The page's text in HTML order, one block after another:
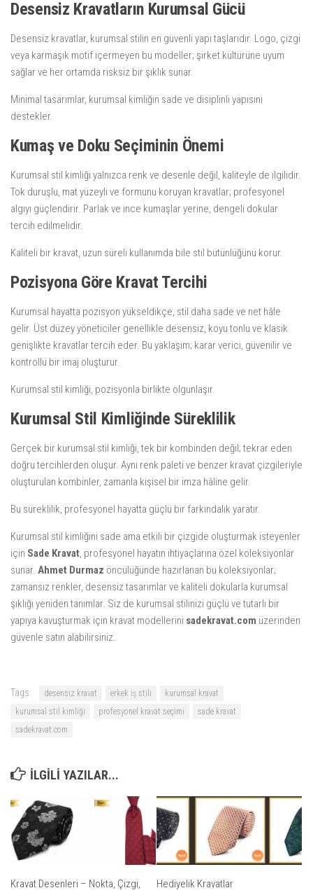
Desensiz Kravatların Kurumsal Gücü
Desensiz kravatlar, kurumsal stilin en güvenli yapı taşlarıdır. Logo, çizgi
veya karmaşık motif içermeyen bu modeller; şirket kültürüne uyum
sağlar ve her ortamda risksiz bir şıklık sunar.
Minimal tasarımlar, kurumsal kimliğin sade ve disiplinli yapısını
destekler.
Kumaş ve Doku Seçiminin Önemi
Kurumsal stil kimliği yalnızca renk ve desenle değil, kaliteyle de ilgilidir.
Tok duruşlu, mat yüzeyli ve formunu koruyan kravatlar; profesyonel
algıyı güçlendirir. Parlak ve ince kumaşlar yerine, dengeli dokular
tercih edilmelidir.
Kaliteli bir kravat, uzun süreli kullanımda bile stil bütünlüğünü korur.
Pozisyona Göre Kravat Tercihi
Kurumsal hayatta pozisyon yükseldikçe, stil daha sade ve net hâle
gelir. Üst düzey yöneticiler genellikle desensiz, koyu tonlu ve klasik
genişlikte kravatlar tercih eder. Bu yaklaşım; karar verici, güvenilir ve
kontrollü bir imaj oluşturur.
Kurumsal stil kimliği, pozisyonla birlikte olgunlaşır.
Kurumsal Stil Kimliğinde Süreklilik
Gerçek bir kurumsal stil kimliği, tek bir kombinden değil; tekrar eden
doğru tercihlerden oluşur. Aynı renk paleti ve benzer kravat çizgileriyle
oluşturulan kombinler, zamanla kişisel bir imza hâline gelir.
Bu süreklilik, profesyonel hayatta güçlü bir farkındalık yaratır.
Kurumsal stil kimliğini sade ama etkili bir çizgide oluşturmak isteyenler
için Sade Kravat, profesyonel hayatın ihtiyaçlarına özel koleksiyonlar
sunar. Ahmet Durmaz öncülüğünde hazırlanan bu koleksiyonlar;
zamansız renkler, desensiz tasarımlar ve kaliteli dokularla kurumsal
şıklığı yeniden tanımlar. Siz de kurumsal stilinizi güçlü ve tutarlı bir
yapıya kavuşturmak için kravat modellerini sadekravat.com üzerinden
güvenle satın alabilirsiniz.
Tags: desensiz kravat erkek iş stili
kurumsal kravat
kurumsal stil kimliği
profesyonel kravat seçimi
sade kravat
sadekravat.com
ILGILI YAZILAR...
Kravat Desenleri – Nokta, Çizgi,
Hediyelik Kravatlar